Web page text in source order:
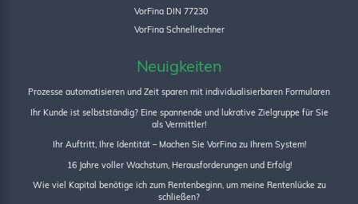
VorFina DIN 77230
VorFina Schnellrechner
Neuigkeiten
Prozesse automatisieren und Zeit sparen mit individualisierbaren Formularen
Ihr Kunde ist selbstständig? Eine spannende und lukrative Zielgruppe für Sie
als Vermittler!
Ihr Auftritt, Ihre Identität – Machen Sie VorFina zu Ihrem System!
16 Jahre voller Wachstum, Herausforderungen und Erfolg!
Wie viel Kapital benötige ich zum Rentenbeginn, um meine Rentenlücke zu
schließen?